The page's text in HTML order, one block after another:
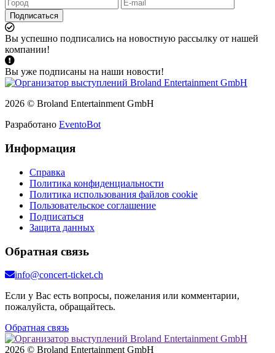
Подписаться
Вы успешно подписались на новостную рассылку от нашей
компании!
Вы уже подписаны на наши новости!
2026 © Broland Entertainment GmbH
Разработано EventoBot
Информация
Справка
Политика конфиденциальности
Политика использования файлов cookie
Пользовательское соглашение
Подписаться
Защита данных
Обратная связь
info@concert-ticket.ch
Если у Вас есть вопросы, пожелания или комментарии,
пожалуйста, обращайтесь.
Обратная связь
2026 © Broland Entertainment GmbH